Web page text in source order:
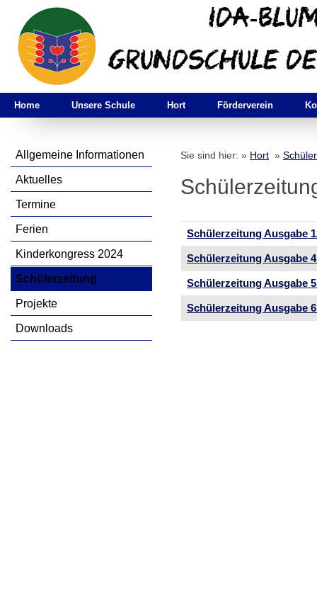
Home Unsere Schule Hort Förderverein
Allgemeine Informationen
Aktuelles
Termine
Ferien
Kinderkongress 2024
Schülerzeitung
Projekte
Downloads
Sie sind hier: » Hort »
Schülerzeitung Ausgabe
Schülerzeitung Ausgabe
Schülerzeitung Ausgabe
Schülerzeitung Ausgabe